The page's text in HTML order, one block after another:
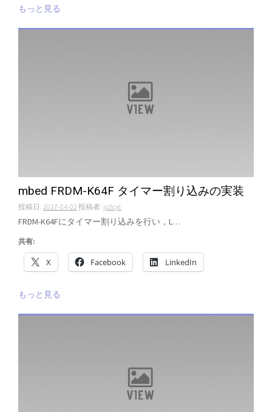
もっと見る
mbed FRDM-K64F タイマー割り込みの実装
投稿日: 2017-04-02 投稿者: jp3cyc
FRDM-K64Fにタイマー割り込みを行い，L…
共有:
X Facebook LinkedIn
もっと見る